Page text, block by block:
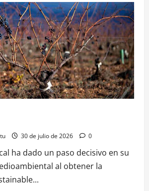
30 de julio de 2026 0
ha dado un paso decisivo en su
al obtener la